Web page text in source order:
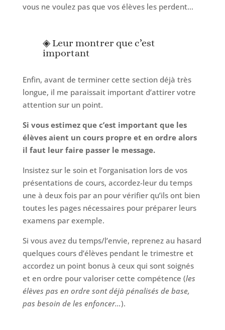
vous ne voulez pas que vos élèves les perdent…
◈ Leur montrer que c’est
important
Enfin, avant de terminer cette section déjà très
longue, il me paraissait important d’attirer votre
attention sur un point.
Si vous estimez que c’est important que les
élèves aient un cours propre et en ordre alors
il faut leur faire passer le message.
Insistez sur le soin et l’organisation lors de vos
présentations de cours, accordez-leur du temps
une à deux fois par an pour vérifier qu’ils ont bien
toutes les pages nécessaires pour préparer leurs
examens par exemple.
Si vous avez du temps/l’envie, reprenez au hasard
quelques cours d’élèves pendant le trimestre et
accordez un point bonus à ceux qui sont soignés
et en ordre pour valoriser cette compétence (les
élèves pas en ordre sont déjà pénalisés de base,
pas besoin de les enfoncer…).